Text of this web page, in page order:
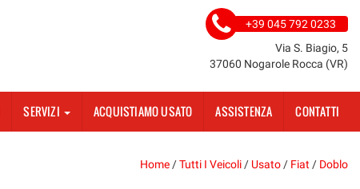
+39 045 792 0233
Via S. Biagio, 5
37060 Nogarole Rocca (VR)
SERVIZI ACQUISTIAMO USATO ASSISTENZA CONTATTI
Home /Tutti I Veicoli / Usato / Fiat / Doblo